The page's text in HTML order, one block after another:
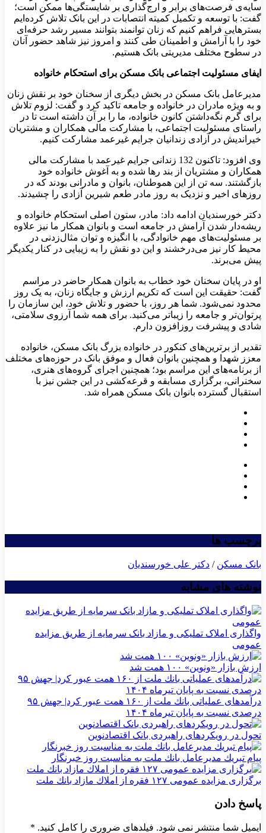
سایه‌ی فرصت‌های برابر و ارج‌گذاری بر شایستگی‌ها ممکن است؛
گفت: با توسعه و تکمیل کمیته انتصابات در این بانک تلاش کرده‌ایم
بسترهایی فراهم کنیم که زنان توانمند بتوانند مسیر رشد حرفه‌ای
خود را با آرامش و اطمینان طی کنند و امروز نیز شاهد حضور آنان
در سطوح مختلف مدیریتی بانک هستیم.
ایفای مسئولیت اجتماعی بانک مسکن برای استحکام خانواده
مدیرعامل بانک مسکن در بخش دیگری از سخنان خود بر نقش زنان
و به ویژه مادران در خانواده و جامعه تاکید کرد و گفت: لزوم تلاش
برای گرم نگه‌داشتن کانون خانواده، ما را بر آن داشته است تا در
راستای مسئولیت اجتماعی، با مشارکت مالی همکاران و مشتریان
خیراندیش در آزادی زندانیان جرایم غیرعمد مشارکت کنیم.
وی افزود: تاکنون 132 زندانی جرایم غیرعمد با مشارکت مالی
همکاران و مشتریان از بند رها شده و به آغوش خانواده خود
بازگشتند. سه تن از این هموطنان، بانوان و مادرانی بودند که در
روزهای اخیر و نزدیک به روز مادر طعم شیرین آزادی را چشیدند.
دکتر خورسندیان ادامه داد: مادر، ستون اصلی استحکام خانواده و
ریشه‌دار شدن آرامش در جامعه است و بانوان همکار ما نیز علاوه
بر مسئولیت‌های مهم خانوادگی، با انگیزه و توان مثال‌زدنی در
محیط کار نیز می‌درخشند و این دو نقش را به زیبایی در کنار یکدیگر
پیش می‌برند.
او در پایان سخنان خود خطاب به بانوان همکار حاضر در مراسم
گفت: حقیقت این است که تکریم ارزش و جایگاه زنان، به یک روز
محدود نمی‌شود. شما هر روز، با حضور و تلاش خود، این سازمان را
پرتوان‌تر و جامعه را زیباتر می‌کنید. برای همه شما آرزوی سلامتی،
شادی و پیشرفت روزافزون دارم.
تقدیر از برترین‌های کنکور در خانواده بزرگ بانک مسکن، خانواده
معزز شهدا و همچنین بانوان فعال و موفق بانک در حوزه‌های مختلف
از برنامه‌های این مراسم بود؛ همچنین اجرای گروه‌های هنری،
سخنرانی، برگزاری مسابقه و قرعه‌کشی در این جشن نیز با
استقبال گسترده بانوان بانک مسکن همراه شد.
برچسب ها
بانک مسکن / دکتر علی خورسندیان
نوشته های مشابه
واگذاری املاک تملیکی و مازاد بانک سرمایه از طریق مزایده
عمومی
ارزش بازار «ونوین» ۱۰۰ همت شد
درآمدهای عملیاتی بانك ملت از ۱۶۰ همت عبور كرد| جهش ۹۵
درصدی نسبت به پایان تیرماه ۱۴۰۴
تحول در رویکردهای راهبردی بانک اقتصادنوین
پیام تبریك مدیرعامل بانك ملت به مناسبت روز خبرنگار
برگزاری مزایده عمومی ۱۲۷ فقره از املاك مازاد بانك ملت
پاسخ دادن
ایمیل شما منتشر نمی شود. فیلدهای ضروری را کامل کنید. *